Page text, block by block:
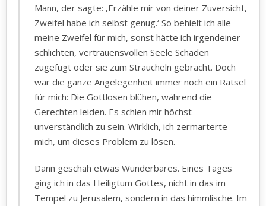
Mann, der sagte: ‚Erzähle mir von deiner Zuversicht,
Zweifel habe ich selbst genug.‘ So behielt ich alle
meine Zweifel für mich, sonst hätte ich irgendeiner
schlichten, vertrauensvollen Seele Schaden
zugefügt oder sie zum Straucheln gebracht. Doch
war die ganze Angelegenheit immer noch ein Rätsel
für mich: Die Gottlosen blühen, während die
Gerechten leiden. Es schien mir höchst
unverständlich zu sein. Wirklich, ich zermarterte
mich, um dieses Problem zu lösen.
Dann geschah etwas Wunderbares. Eines Tages
ging ich in das Heiligtum Gottes, nicht in das im
Tempel zu Jerusalem, sondern in das himmlische. Im